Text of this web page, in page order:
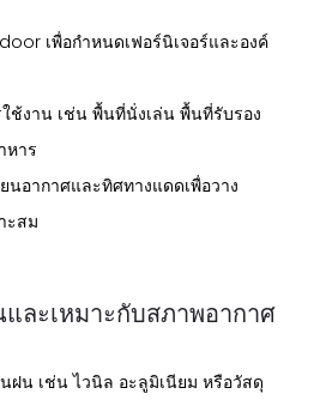
เพื่อกำหนดเฟอร์นิเจอร์และองค์
ช้งาน เช่น พื้นที่นั่งเล่น พื้นที่รับรอง
หาร
นอากาศและทิศทางแดดเพื่อวาง
ะสม
ละเหมาะกับสภาพอากาศ
น เช่น ไวนิล อะลูมิเนียม หรือวัสดุ